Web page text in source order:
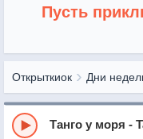
Пусть
Открыткиок Дни
Танго у моря -